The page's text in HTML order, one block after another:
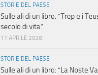
STORIE DEL PAESE
Sulle ali di un libro: “Trep e i
secolo di vita”
11 APRILE 2026
STORIE DEL PAESE
Sulle ali di un libro: “La Noste